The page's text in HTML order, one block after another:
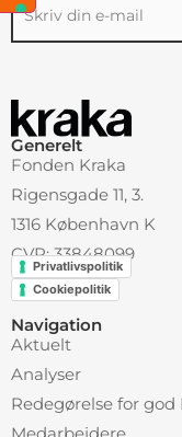
Generelt
Fonden Kraka
Rigensgade 11, 3.
1316 København K
CVR: 33848099
Privatlivspolitik
Cookiepolitik
Navigation
Aktuelt
Analyser
Redegørelse for god